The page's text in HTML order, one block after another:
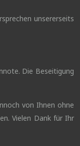
unsererseits
Die Beseitigung
von Ihnen ohne
Vielen Dank für Ihr